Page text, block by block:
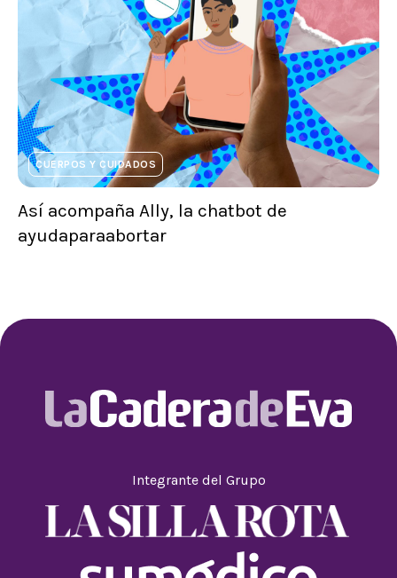
CUERPOS Y CUIDADOS
Así acompaña Ally, la chatbot de
ayudaparaabortar
Integrante del Grupo